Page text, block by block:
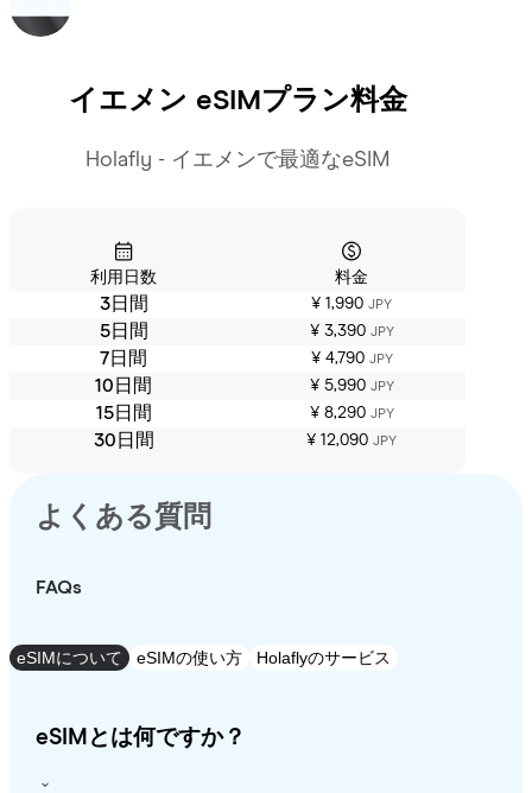
イエメン eSIMプラン料金
Holafly - イエメンで最適なeSIM
利用日数 料金
3日間 ¥ 1,990 JPY
5日間 ¥ 3,390 JPY
7日間 ¥ 4,790 JPY
10日間 ¥ 5,990 JPY
15日間 ¥ 8,290 JPY
30日間 ¥ 12,090 JPY
よくある質問
FAQs
eSIMについて eSIMの使い方 Holaflyのサービス
eSIMとは何ですか？